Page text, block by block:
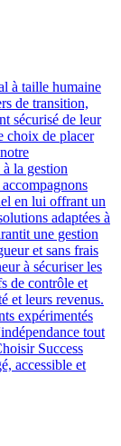
à taille humaine
de transition,
sécurisé de leur
choix de placer
la gestion
en lui offrant un
adaptées à
une gestion
et sans frais
à sécuriser les
de contrôle et
et leurs revenus.
expérimentés
tout
Success
accessible et